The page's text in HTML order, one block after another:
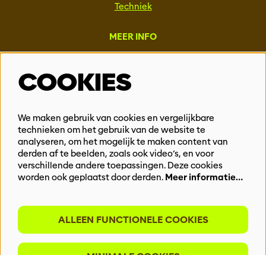
Techniek
MEER INFO
Vacatures
Events & Partnerships
Privacy
BLIJF OP DE HOOGTE
Meld je aan voor onze nieuwsbrief
COOKIES
We maken gebruik van cookies en vergelijkbare
technieken om het gebruik van de website te
analyseren, om het mogelijk te maken content van
derden af te beelden, zoals ook video’s, en voor
verschillende andere toepassingen. Deze cookies
worden ook geplaatst door derden. Meer informatie…
ALLEEN FUNCTIONELE COOKIES